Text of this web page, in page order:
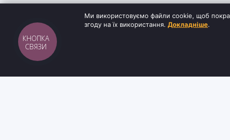
Ми використовуємо файли cookie, щоб
згоду на їх використання. Докладніше.
КНОПКА
СВЯЗИ